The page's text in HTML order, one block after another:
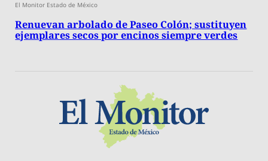
El Monitor Estado de México
Renuevan arbolado de Paseo Colón; sustituyen
ejemplares secos por encinos siempre verdes